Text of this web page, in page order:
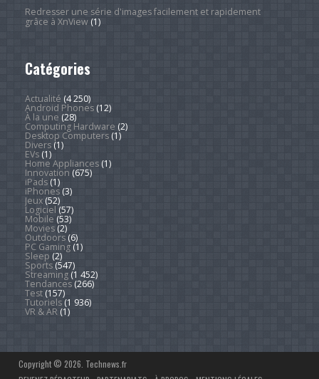
Redresser une série d'images facilement et rapidement
grâce à XnView(1)
Catégories
Actualité (4 250)
Android Phones(12)
À la une (28)
Computing Hardware (2)
Desktop Computers(1)
Divers(1)
EVs(1)
Home Appliances(1)
Innovation (675)
iPads(1)
iPhones(3)
Jeux(52)
Logiciel (57)
Mobile (53)
Movies(2)
Outdoors(6)
PC Gaming(1)
Sleep (2)
Sports(547)
Streaming(1 452)
Tendances(266)
Test(157)
Tutoriels(1 936)
VR & AR(1)
Copyright © 2026. Technews.fr